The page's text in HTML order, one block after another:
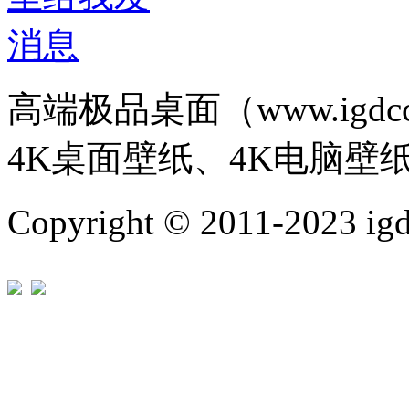
高端极品桌面（
4K桌面壁纸、4K电脑壁
Copyright © 2011-2023